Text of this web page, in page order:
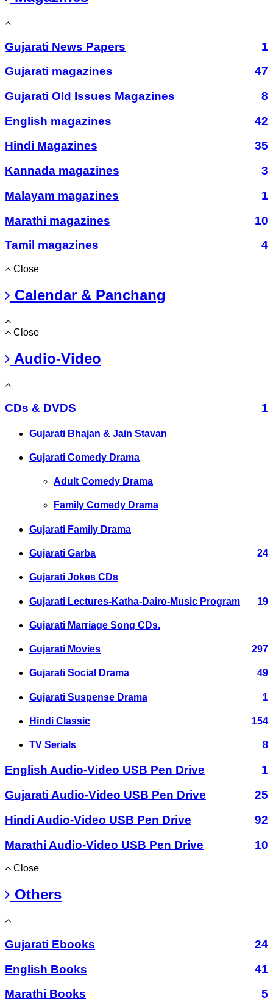
Gujarati News Papers
1
Gujarati magazines
47
Gujarati Old Issues Magazines
8
English magazines
42
Hindi Magazines
35
Kannada magazines
3
Malayam magazines
1
Marathi magazines
10
Tamil magazines
4
Close
Calendar & Panchang
Close
Audio-Video
CDs & DVDS 1
Gujarati Bhajan & Jain Stavan
Gujarati Comedy Drama
Adult Comedy Drama
Family Comedy Drama
Gujarati Family Drama
Gujarati Garba 24
Gujarati Jokes CDs
Gujarati Lectures-Katha-Dairo-Music Program 19
Gujarati Marriage Song CDs.
Gujarati Movies 297
Gujarati Social Drama 49
Gujarati Suspense Drama 1
Hindi Classic 154
TV Serials 8
English Audio-Video USB Pen Drive
1
Gujarati Audio-Video USB Pen Drive
25
Hindi Audio-Video USB Pen Drive
92
Marathi Audio-Video USB Pen Drive
10
Close
Others
Gujarati Ebooks
24
English Books
41
Marathi Books
5